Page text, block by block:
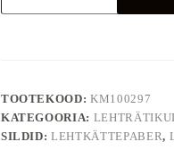
Multifold
21pakki/kastis
TOOTEKOOD:KM100297
KATEGOORIA:
SILDID:LEHTKÄTTEPABER,